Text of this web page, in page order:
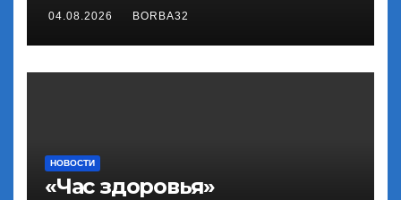
04.08.2026 BORBA32
НОВОСТИ
«Час здоровья»